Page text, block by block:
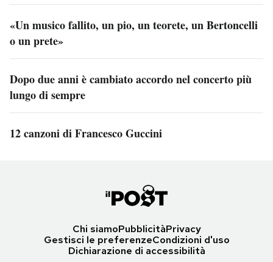
«Un musico fallito, un pio, un teorete, un Bertoncelli
o un prete»
Dopo due anni è cambiato accordo nel concerto più
lungo di sempre
12 canzoni di Francesco Guccini
Chi siamoPubblicitàPrivacy
Gestisci le preferenzeCondizioni d'uso
Dichiarazione di accessibilità